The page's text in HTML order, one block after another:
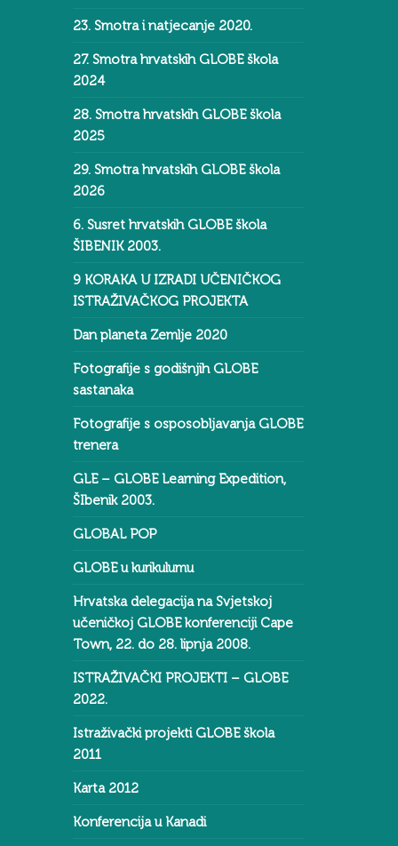
23. Smotra i natjecanje 2020.
27. Smotra hrvatskih GLOBE škola
2024
28. Smotra hrvatskih GLOBE škola
2025
29. Smotra hrvatskih GLOBE škola
2026
6. Susret hrvatskih GLOBE škola
ŠIBENIK 2003.
9 KORAKA U IZRADI UČENIČKOG
ISTRAŽIVAČKOG PROJEKTA
Dan planeta Zemlje 2020
Fotografije s godišnjih GLOBE
sastanaka
Fotografije s osposobljavanja GLOBE
trenera
GLE – GLOBE Learning Expedition,
ŠIbenik 2003.
GLOBAL POP
GLOBE u kurikulumu
Hrvatska delegacija na Svjetskoj
učeničkoj GLOBE konferenciji Cape
Town, 22. do 28. lipnja 2008.
ISTRAŽIVAČKI PROJEKTI – GLOBE
2022.
Istraživački projekti GLOBE škola
2011
Karta 2012
Konferencija u Kanadi